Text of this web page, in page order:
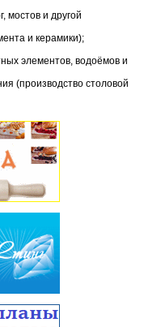
мостов и другой
и керамики);
элементов, водоёмов и
(производство столовой